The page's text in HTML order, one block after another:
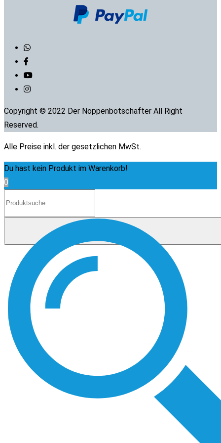
Copyright © 2022 Der Noppenbotschafter All Right
Reserved.
Alle Preise inkl. der gesetzlichen MwSt.
Du hast kein Produkt im Warenkorb!
0